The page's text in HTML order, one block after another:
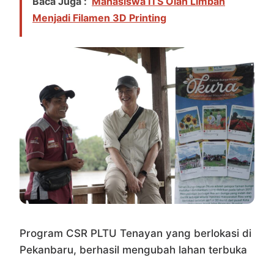
Menjadi Filamen 3D Printing
Program CSR PLTU Tenayan yang berlokasi di
Pekanbaru, berhasil mengubah lahan terbuka